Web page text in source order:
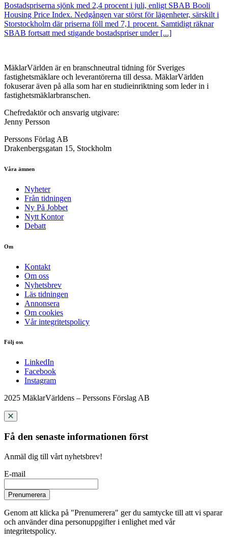
Bostadspriserna sjönk med 2,4 procent i juli, enligt SBAB Booli
Housing Price Index. Nedgången var störst för lägenheter, särskilt i
Storstockholm där priserna föll med 7,1 procent. Samtidigt räknar
SBAB fortsatt med stigande bostadspriser under [...]
MäklarVärlden är en branschneutral tidning för Sveriges
fastighetsmäklare och leverantörerna till dessa. MäklarVärlden
fokuserar även på alla som har en studieinriktning som leder in i
fastighetsmäklarbranschen.
Chefredaktör och ansvarig utgivare:
Jenny Persson
Perssons Förlag AB
Drakenbergsgatan 15, Stockholm
Våra ämnen
Nyheter
Från tidningen
Ny På Jobbet
Nytt Kontor
Debatt
Om
Kontakt
Om oss
Nyhetsbrev
Läs tidningen
Annonsera
Om cookies
Vår integritetspolicy
Följ oss
LinkedIn
Facebook
Instagram
2025 MäklarVärldens – Perssons Förslag AB
Få den senaste informationen först
Anmäl dig till vårt nyhetsbrev!
E-mail
Prenumerera
Genom att klicka på "Prenumerera" ger du samtycke till att vi sparar
och använder dina personuppgifter i enlighet med vår
integritetspolicy.